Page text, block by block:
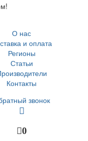
О нас
и оплата
Регионы
Статьи
Контакты
звонок
0